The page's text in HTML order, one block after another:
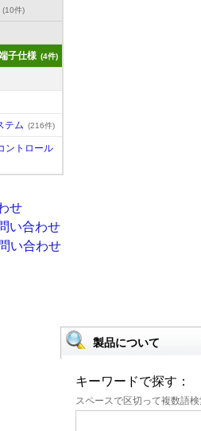
(10件)
子仕様 (4件)
テム (216件)
ントロール
製品について
キーワードで探す：
スペースで区切って複数語